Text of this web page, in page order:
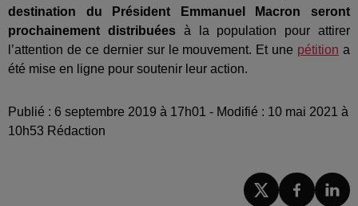
destination du Président Emmanuel Macron seront
prochainement distribuéesà la population pour attirer
l’attention de ce dernier sur le mouvement. Et une pétition a
été mise en ligne pour soutenir leur action.
Publié : 6 septembre 2019 à 17h01 - Modifié : 10 mai 2021 à
10h53 Rédaction